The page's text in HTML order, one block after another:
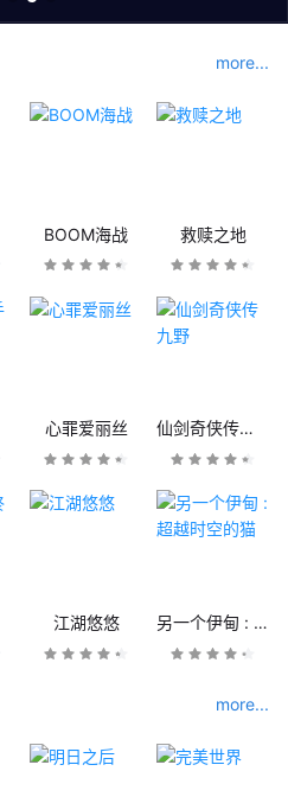
more...
BOOM海战 救赎之地
心罪爱丽丝 仙剑奇侠传九野
江湖悠悠 另一个伊甸 : 超越时空的猫
more...